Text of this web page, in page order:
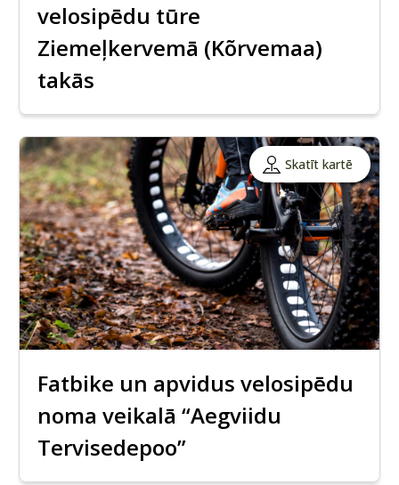
velosipēdu tūre
Ziemeļkervemā (Kõrvemaa)
takās
Skatīt kartē
Fatbike un apvidus velosipēdu
noma veikalā “Aegviidu
Tervisedepoo”